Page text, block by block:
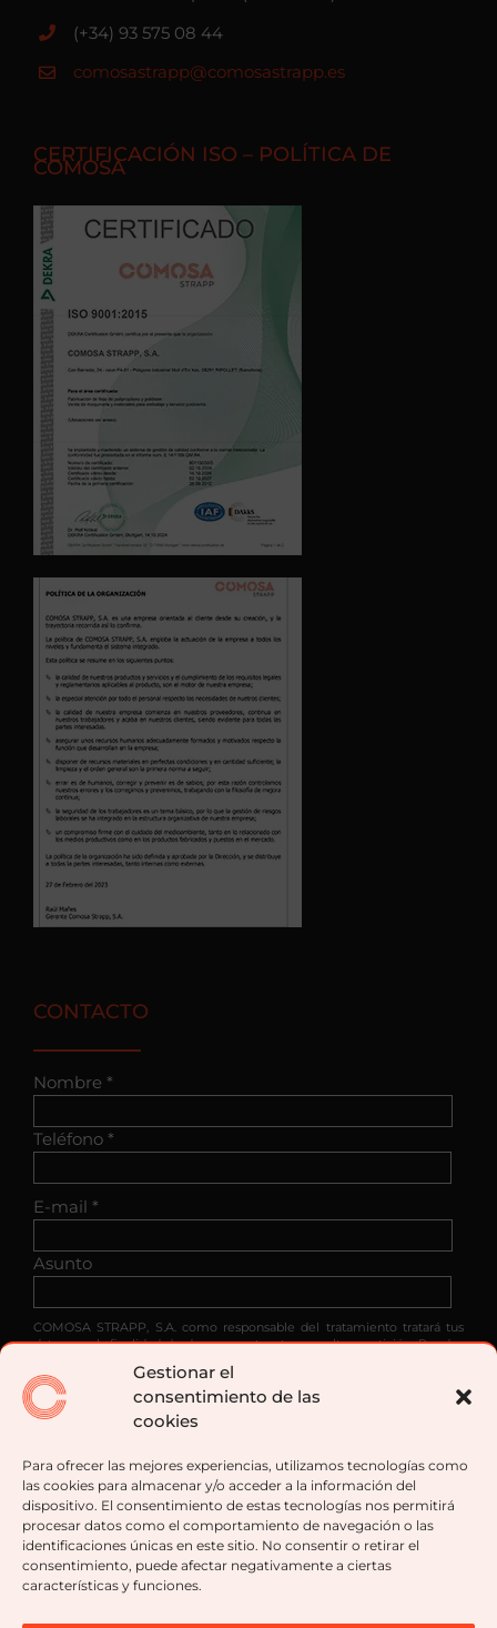
Gestionar el
consentimiento de las
cookies
Para ofrecer las mejores experiencias, utilizamos tecnologías como
las cookies para almacenar y/o acceder a la información del
dispositivo. El consentimiento de estas tecnologías nos permitirá
procesar datos como el comportamiento de navegación o las
identificaciones únicas en este sitio. No consentir o retirar el
consentimiento, puede afectar negativamente a ciertas
características y funciones.
(+34) 93 575 08 44
comosastrapp@comosastrapp.es
CERTIFICACIÓN ISO – POLÍTICA DE
COMOSA
CONTACTO
Nombre *
Teléfono *
E-mail *
Asunto
COMOSA STRAPP, S.A. como responsable del tratamiento tratará tus
datos con la finalidad de dar respuesta a tu consulta o petición. Puedes
consultando la información adicional y detallada sobre protección de
datos en nuestra política de privacidad.
He leído y acepto las condiciones contenidas en
política de privacidad
sobre el tratamiento de mis
datos para gestionar mi consulta o petición.